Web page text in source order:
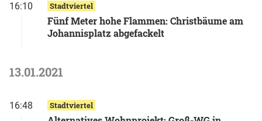
16:10 Stadtviertel
Fünf Meter hohe Flammen: Christbäume am
Johannisplatz abgefackelt
13.01.2021
16:48 Stadtviertel